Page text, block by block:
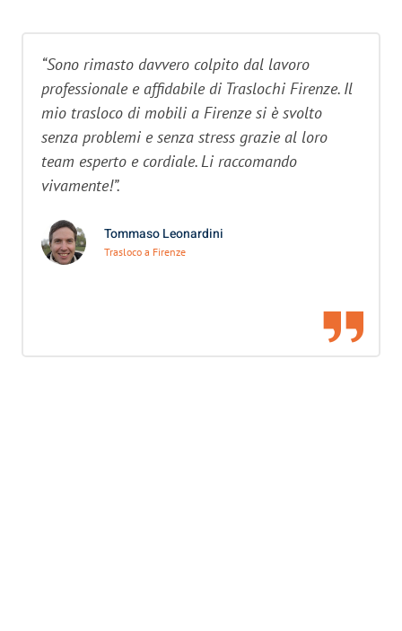
“Sono rimasto davvero colpito dal lavoro
professionale e affidabile di Traslochi Firenze. Il
mio trasloco di mobili a Firenze si è svolto
senza problemi e senza stress grazie al loro
team esperto e cordiale. Li raccomando
vivamente!”.
Tommaso Leonardini
Trasloco a Firenze